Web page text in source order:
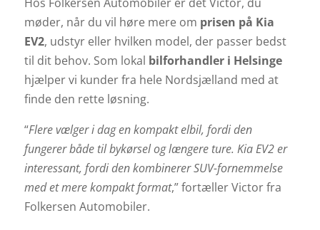
møder, når du vil høre mere om prisen på Kia
EV2, udstyr eller hvilken model, der passer bedst
til dit behov. Som lokal bilforhandler i Helsinge
hjælper vi kunder fra hele Nordsjælland med at
finde den rette løsning.
“Flere vælger i dag en kompakt elbil, fordi den
fungerer både til bykørsel og længere ture. Kia EV2 er
interessant, fordi den kombinerer SUV-fornemmelse
med et mere kompakt format,” fortæller Victor fra
Folkersen Automobiler.